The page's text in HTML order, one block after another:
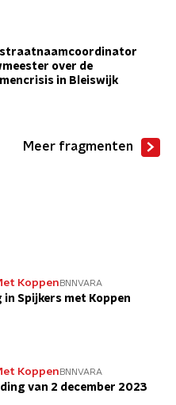
straatnaamcoordinator
over de
in Bleiswijk
Meer fragmenten
Koppen BNNVARA
Spijkers met Koppen
Koppen BNNVARA
van 2 december 2023